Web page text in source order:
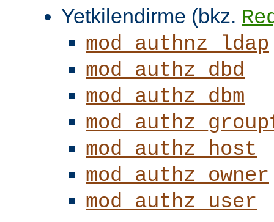
Yetkilendirme (bkz.
mod_authnz_ldap
mod_authz_dbd
mod_authz_dbm
mod_authz_host
mod_authz_owner
mod_authz_user